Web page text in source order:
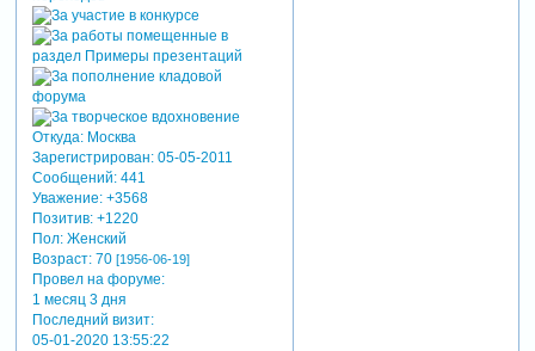
Откуда:Москва
Зарегистрирован: 05-05-2011
Сообщений:441
Уважение: +3568
Позитив: +1220
Пол:Женский
Возраст:70 [1956-06-19]
Провел на форуме:
1 месяц 3 дня
Последний визит:
05-01-2020 13:55:22